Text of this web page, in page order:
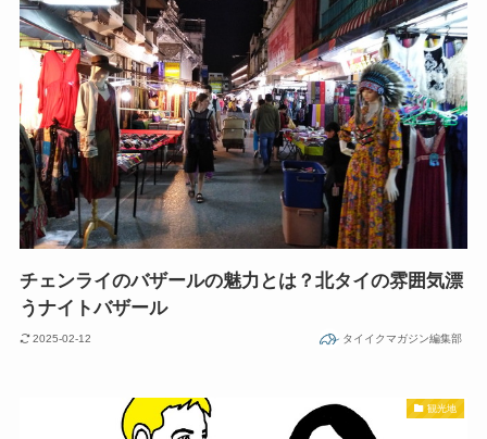
チェンライのバザールの魅力とは？北タイの雰囲気漂
うナイトバザール
2025-02-12 タイイクマガジン編集部
観光地